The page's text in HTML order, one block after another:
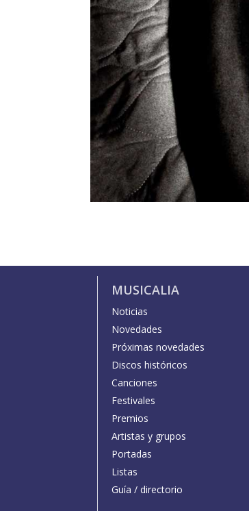
MUSICALIA
Noticias
Novedades
Próximas novedades
Discos históricos
Canciones
Festivales
Premios
Artistas y grupos
Portadas
Listas
Guía / directorio